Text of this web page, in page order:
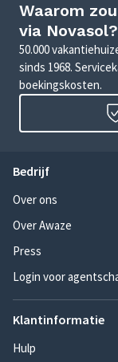
Waarom
via Novasol?
50.000
sinds 1968.
boekingskosten.
Bedrijf
Over ons
Over Awaze
Press
Login voor
Klantinformatie
Hulp